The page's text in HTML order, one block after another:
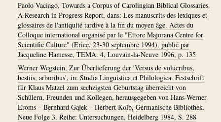
Paolo Vaciago, Towards a Corpus of Carolingian Biblical Glossaries.
A Research in Progress Report, dans: Les manuscrits des lexiques et
glossaires de l'antiquité tardive à la fin du moyen âge. Actes du
Colloque international organisé par le "Ettore Majorana Centre for
Scientific Culture" (Erice, 23-30 septembre 1994), publié par
Jacqueline Hamesse, TEMA. 4, Louvain-la-Neuve 1996, p. 135
Werner Wegstein, Zur Überlieferung der 'Versus de volucribus,
bestiis, arboribus', in: Studia Linguistica et Philologica. Festschrift
für Klaus Matzel zum sechzigsten Geburtstag überreicht von
Schülern, Freunden und Kollegen, herausgegeben von Hans-Werner
Eroms – Bernhard Gajek – Herbert Kolb, Germanische Bibliothek.
Neue Folge 3. Reihe: Untersuchungen, Heidelberg 1984, S. 288